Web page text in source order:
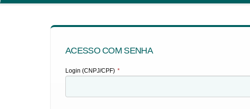
ACESSO COM SENHA
Login (CNPJ/CPF) *